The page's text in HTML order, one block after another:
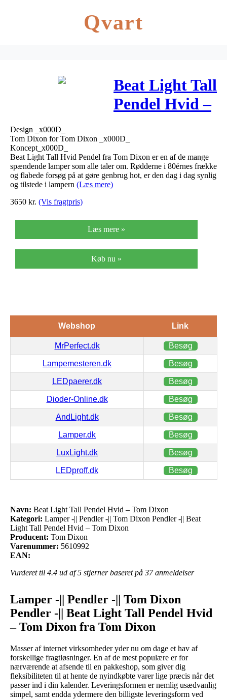
Qvart
Beat Light Tall
Pendel Hvid –
Design _x000D_
Tom Dixon for Tom Dixon _x000D_
Koncept_x000D_
Beat Light Tall Hvid Pendel fra Tom Dixon er en af de mange
spændende lamper som alle taler om. Rødderne i 80érnes frække
og flabede forsøg på at gøre genbrug hot, er den dag i dag synlig
og tilstede i lampern (Læs mere)
3650 kr. (Vis fragtpris)
Læs mere »
Køb nu »
Webshop Link
MrPerfect.dk Besøg
Lampemesteren.dk Besøg
LEDpaerer.dk Besøg
Dioder-Online.dk Besøg
AndLight.dk Besøg
Lamper.dk Besøg
LuxLight.dk Besøg
LEDproff.dk Besøg
Navn: Beat Light Tall Pendel Hvid – Tom Dixon
Kategori: Lamper -|| Pendler -|| Tom Dixon Pendler -|| Beat
Light Tall Pendel Hvid – Tom Dixon
Producent: Tom Dixon
Varenummer: 5610992
EAN:
Vurderet til 4.4 ud af 5 stjerner baseret på 37anmeldelser
Lamper -|| Pendler -|| Tom Dixon
Pendler -|| Beat Light Tall Pendel Hvid
– Tom Dixon fra Tom Dixon
Masser af internet virksomheder yder nu om dage et hav af
forskellige fragtløsninger. En af de mest populære er for
nærværende at afsende til en pakkeshop, som giver dig
fleksibiliteten til at hente de nyindkøbte varer lige præcis når det
passer ind i din kalender. Leveringsformen er nemlig usædvanlig
simpel, samt endda ydermere den billigste leveringsform ved